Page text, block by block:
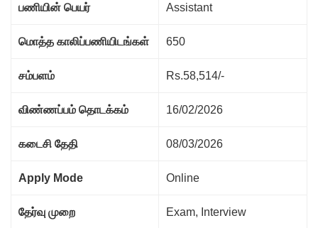
பணியின் பெயர் Assistant
மொத்த காலிப்பணியிடங்கள் 650
சம்பளம் Rs.58,514/-
விண்ணப்பம் தொடக்கம் 16/02/2026
கடைசி தேதி 08/03/2026
Apply Mode Online
தேர்வு முறை Exam, Interview